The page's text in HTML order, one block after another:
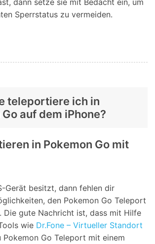
dann setze sie mit Bedacht ein, um
Sperrstatus zu vermeiden.
teleportiere ich in
auf dem iPhone?
in Pokemon Go mit
Gerät besitzt, dann fehlen dir
den Pokemon Go Teleport
Die gute Nachricht ist, dass mit Hilfe
wie Dr.Fone – Virtueller Standort
Pokemon Go Teleport mit einem